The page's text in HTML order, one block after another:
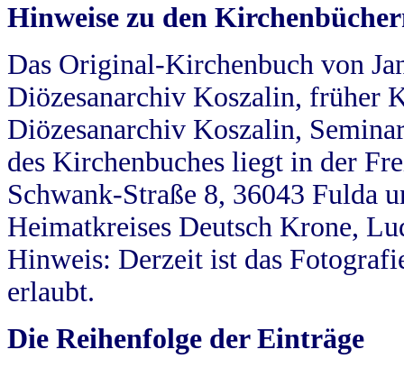
Hinweise zu den
Das Original-Kirchenbuch von
Diözesanarchiv Koszalin, früher
Diözesanarchiv Koszalin,
des Kirchenbuches liegt in der
Schwank-Straße 8, 36043 Fulda
Heimatkreises Deutsch Krone,
Hinweis: Derzeit ist das
erlaubt.
Die Reihenfolge der Einträge